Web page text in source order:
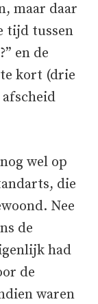
maar daar
tijd tussen
en de
kort (drie
wel op
die
Nee
de
had
de
waren